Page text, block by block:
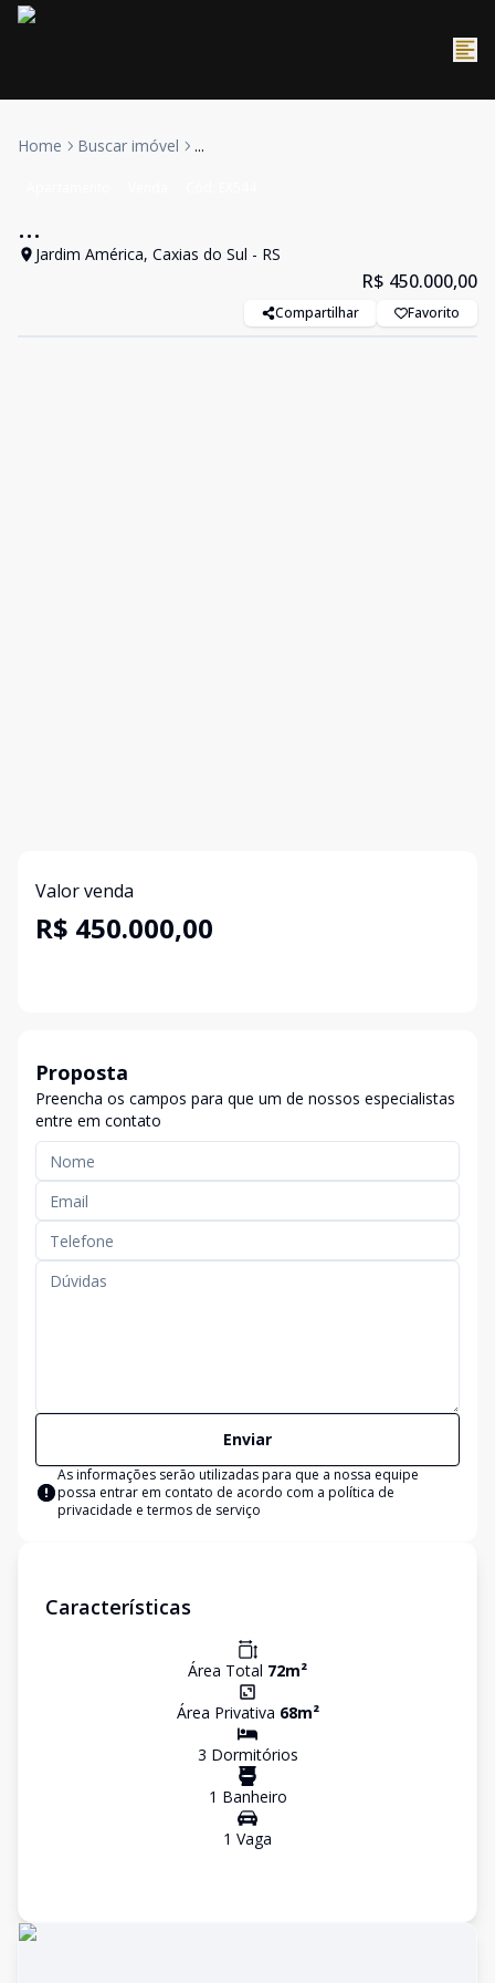
Home Buscar imóvel ...
...
Jardim América, Caxias do Sul - RS
R$ 450.000,00
Compartilhar Favorito
Valor venda
R$ 450.000,00
Proposta
Preencha os campos para que um de nossos especialistas
entre em contato
Enviar
As informações serão utilizadas para que a nossa equipe
possa entrar em contato de acordo com a política de
privacidade e termos de serviço
Características
Área Total 72m²
Área Privativa 68m²
3 Dormitórios
1 Banheiro
1 Vaga